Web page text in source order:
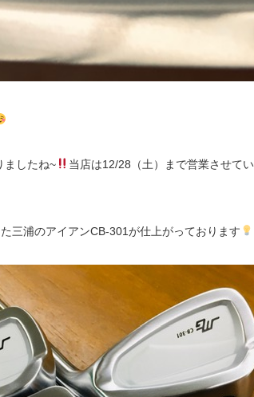
ましたね~
当店は12/28（土）まで営業させて
三浦のアイアンCB-301が仕上がっております